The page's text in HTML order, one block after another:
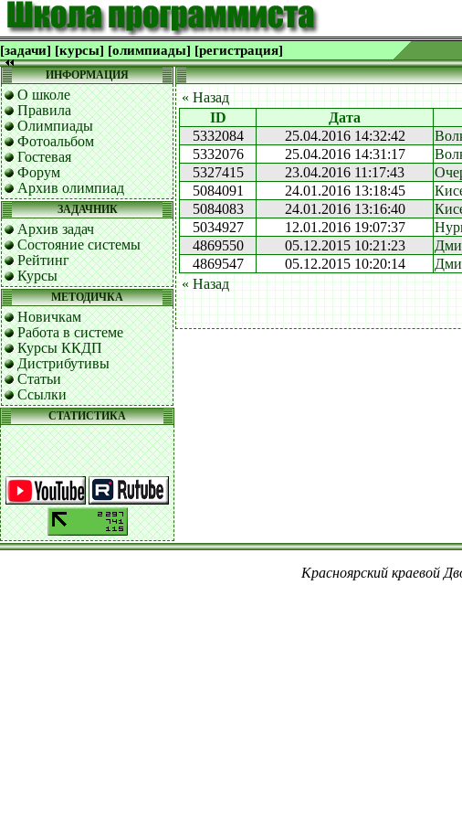
[задачи] [курсы] [олимпиады] [регистрация]
ИНФОРМАЦИЯ
О школе
Правила
Олимпиады
Фотоальбом
Гостевая
Форум
Архив олимпиад
ЗАДАЧНИК
Архив задач
Состояние системы
Рейтинг
Курсы
МЕТОДИЧКА
Новичкам
Работа в системе
Курсы ККДП
Дистрибутивы
Статьи
Ссылки
СТАТИСТИКА
« Назад
ID Дата
5332084
25.04.2016 14:32:42
5332076
25.04.2016 14:31:17
5327415
23.04.2016 11:17:43
5084091
24.01.2016 13:18:45
5084083
24.01.2016 13:16:40
5034927
12.01.2016 19:07:37
4869550
05.12.2015 10:21:23
4869547
05.12.2015 10:20:14
« Назад
Красноярский краевой